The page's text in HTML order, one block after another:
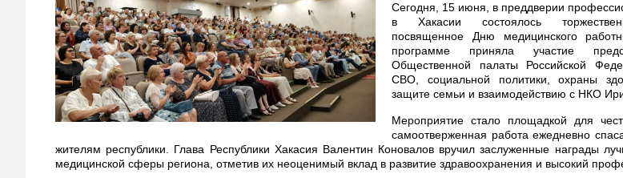
Сегодня, 15 июня, в преддверии
в Хакасии состоялось
посвященное Дню медицинского
программе приняла участие
Общественной палаты Российской
СВО, социальной политики, охраны
защите семьи и взаимодействию с НКО
Мероприятие стало площадкой для
самоотверженная работа ежедневно
жителям республики. Глава Республики Хакасия Валентин Коновалов вручил заслуженные награды
медицинской сферы региона, отметив их неоценимый вклад в развитие здравоохранения и высокий